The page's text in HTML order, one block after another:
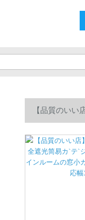
【品質のい
ンルームの窓小